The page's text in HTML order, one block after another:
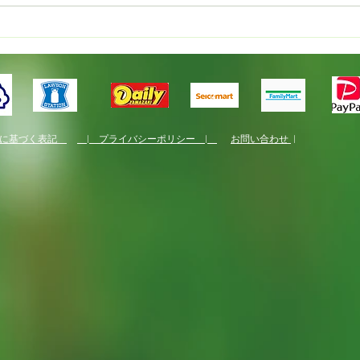
くり
基づく表記 | プライバシーポリシー | お問い合わせ